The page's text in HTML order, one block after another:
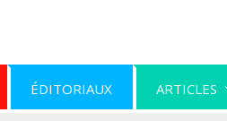
ÉDITORIAUX ARTICLES